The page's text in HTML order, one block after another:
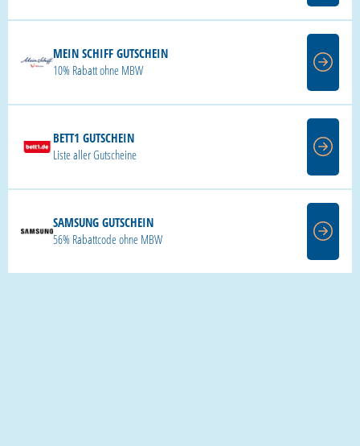
MEIN SCHIFF GUTSCHEIN
10% Rabatt ohne MBW
BETT1 GUTSCHEIN
Liste aller Gutscheine
SAMSUNG GUTSCHEIN
56% Rabattcode ohne MBW